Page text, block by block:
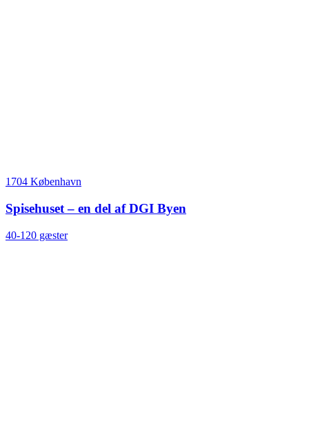
1704 København
Spisehuset – en del af DGI Byen
40-120 gæster